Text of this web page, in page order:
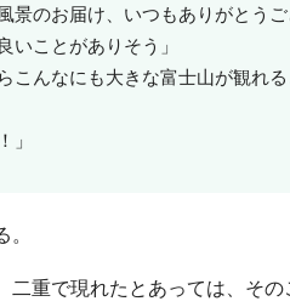
景のお届け、いつもありがとうご
いことがありそう」
こんなにも大きな富士山が観れる
」
重で現れたとあっては、その